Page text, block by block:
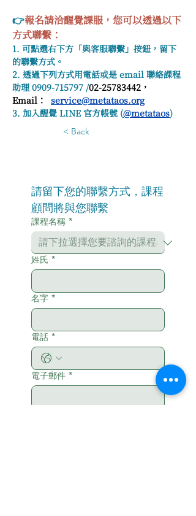
👉報名請洽醒覺課服，您可以透過以下
方式聯繫：
1. 可點選右下方「與客服聯繫」按鈕，留下
的聯繫方式。
2. 透過下列方式用電話或是 email 聯絡課程
助理 0909-715797 /02-25783442，
Email： service@metataos.org
3. 加入醒覺 LINE 官方帳號 (@metataos)
< Back
請留下您的聯繫方式，課程
顧問將與您聯繫
課程名稱 *
姓氏 *
名字 *
電話 *
電子郵件 *